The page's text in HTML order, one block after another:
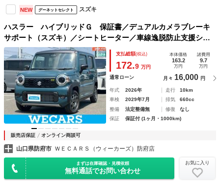
NEW グーネットセレクト スズキ
ハスラー ハイブリッドＧ 保証書／デュアルカメラブレーキ
サポート（スズキ）／シートヒーター／車線逸脱防止支援シス
テム／ヘッドランプ ＬＥＤ／ＥＢＤ付ＡＢＳ／横滑り防止装
置／アイドリングストップ
支払総額(税込)
172.9 万円
本体価格
163.2
万円
諸費用
9.7
万円
通常ローン 月々 16,000 円
年式 2026年 走行
10km
車検
2029年7月 排気
660cc
整備
法定整備無 修復
なし
保証
保証付 (1ヶ月・1000km)
販売店保証 オンライン商談可
山口県防府市 ＷＥＣＡＲＳ（ウィーカーズ）防府店
まずは在庫確認・見積依頼
無料通話でお問い合わせ
お気に入り